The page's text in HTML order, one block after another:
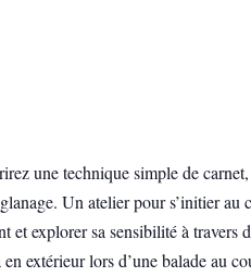
une technique simple de
Un atelier pour s’initier
et explorer sa sensibilité à travers
extérieur lors d’une balade au